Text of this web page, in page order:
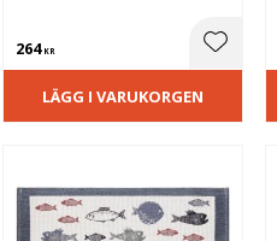
i favoriter
264KR Lägg
LÄGG I VARUKORGEN